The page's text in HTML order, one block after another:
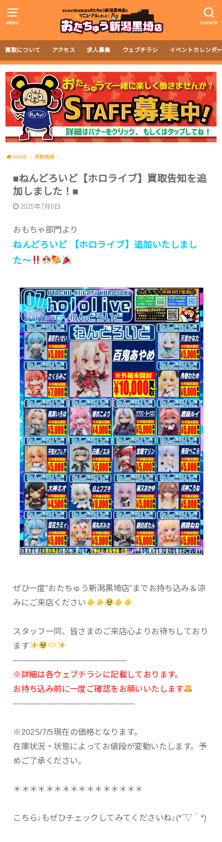
MENU SEARCH
買取について アクセス 求人募集 ウェブチラシ イベントカレンダ
HOME 買取情報
■ねんどろいど【ホロライブ】買取告知を追
加しました！■
2025年7月6日
おもちゃ部門より
ねんどろいど 【ホロライブ】追加いたしまし
た〜
ぜひ一度”おたちゅう新潟黒埼店”までお持ち込み＆涼
みにご来店ください
スタッフ一同、皆さまのご来店心よりお待ちしており
ます
——————————————
※詳細は各ウェブチラシに記載しております。
お持ち込み前に一度ご確認をお願いいたします
———————————————
※2025/7/5現在の価格となります。
在庫状況・状態によってお値段が変動いたします。予
めご了承ください。
＊＊＊＊＊＊＊＊＊＊＊＊＊＊＊＊
こちら↓もぜひチェックしてみてくださいね♪(*´▽｀*)